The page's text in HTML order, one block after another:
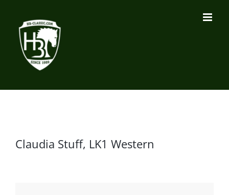
Inhalt
springen
Claudia Stuff, LK1 Western